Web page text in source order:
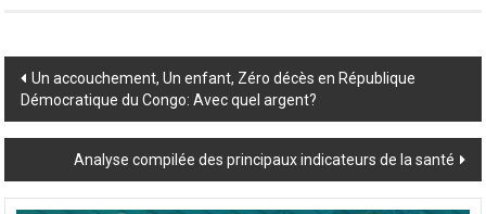
Post
navigation
Un accouchement, Un enfant, Zéro décès en République
Démocratique du Congo: Avec quel argent?
Analyse compilée des principaux indicateurs de la santé